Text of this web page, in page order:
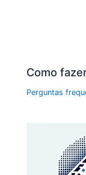
Como
Perguntas